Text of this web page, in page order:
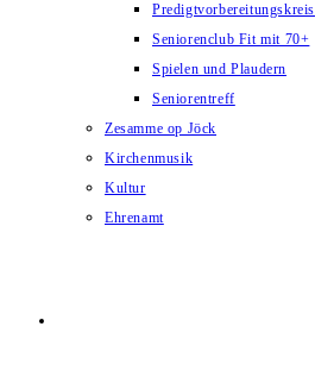
Predigtvorbereitungskreis
Seniorenclub Fit mit 70+
Spielen und Plaudern
Seniorentreff
Zesamme op Jöck
Kirchenmusik
Kultur
Ehrenamt